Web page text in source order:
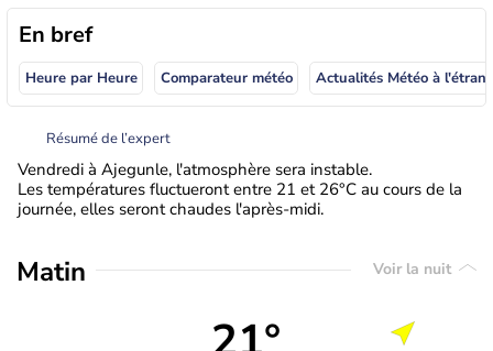
En bref
Heure par Heure Comparateur météo
Résumé de l’expert
Vendredi à Ajegunle, l'atmosphère sera instable.
Les températures fluctueront entre 21 et 26°C au cours de la
journée, elles seront chaudes l'après-midi.
Matin Voir la nuit